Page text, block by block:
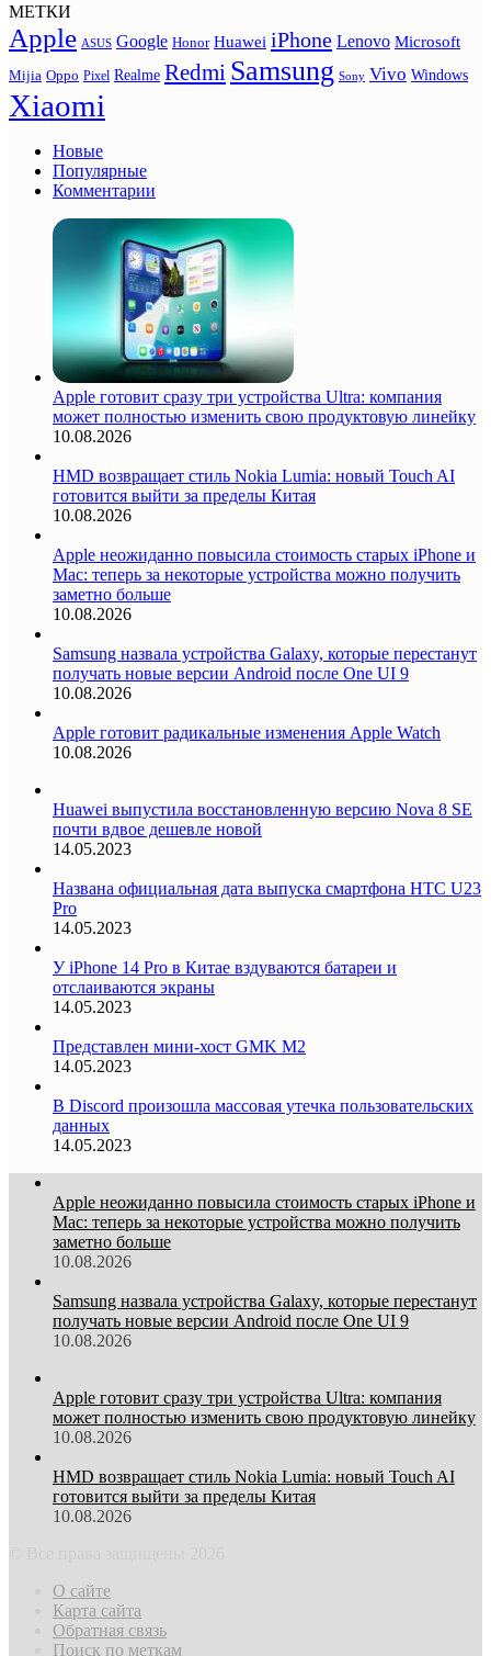
МЕТКИ
Apple ASUS Google Honor Huawei iPhone Lenovo Microsoft
Mijia Oppo Pixel Realme Redmi Samsung Sony Vivo Windows
Xiaomi
Новые
Популярные
Комментарии
Apple готовит сразу три устройства Ultra: компания
может полностью изменить свою продуктовую линейку
10.08.2026
HMD возвращает стиль Nokia Lumia: новый Touch AI
готовится выйти за пределы Китая
10.08.2026
Apple неожиданно повысила стоимость старых iPhone и
Mac: теперь за некоторые устройства можно получить
заметно больше
10.08.2026
Samsung назвала устройства Galaxy, которые перестанут
получать новые версии Android после One UI 9
10.08.2026
Apple готовит радикальные изменения Apple Watch
10.08.2026
Huawei выпустила восстановленную версию Nova 8 SE
почти вдвое дешевле новой
14.05.2023
Названа официальная дата выпуска смартфона HTC U23
Pro
14.05.2023
У iPhone 14 Pro в Китае вздуваются батареи и
отслаиваются экраны
14.05.2023
Представлен мини-хост GMK M2
14.05.2023
В Discord произошла массовая утечка пользовательских
данных
14.05.2023
Apple неожиданно повысила стоимость старых iPhone и
Mac: теперь за некоторые устройства можно получить
заметно больше
10.08.2026
Samsung назвала устройства Galaxy, которые перестанут
получать новые версии Android после One UI 9
10.08.2026
Apple готовит сразу три устройства Ultra: компания
может полностью изменить свою продуктовую линейку
10.08.2026
HMD возвращает стиль Nokia Lumia: новый Touch AI
готовится выйти за пределы Китая
10.08.2026
О сайте
Карта сайта
Обратная связь
Поиск по меткам